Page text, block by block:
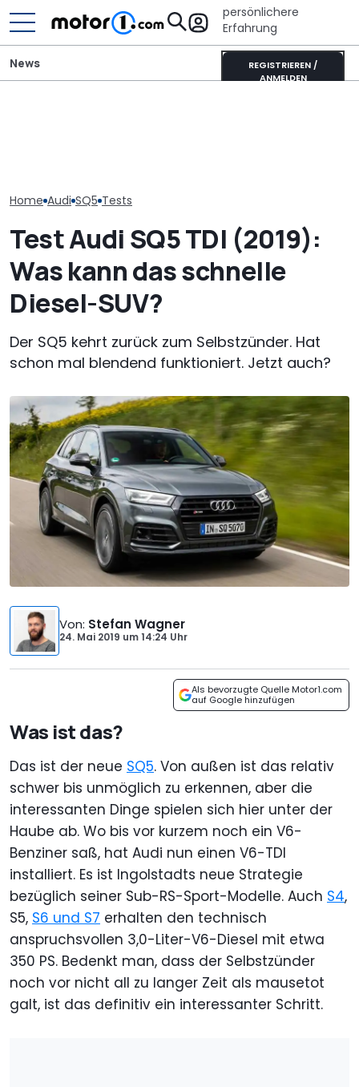
persönlichere
Erfahrung
REGISTRIEREN /
ANMELDEN
News
Home Audi SQ5 Tests
Test Audi SQ5 TDI (2019):
Was kann das schnelle
Diesel-SUV?
Der SQ5 kehrt zurück zum Selbstzünder. Hat
schon mal blendend funktioniert. Jetzt auch?
Von: Stefan Wagner
24. Mai 2019 um14:24 Uhr
Als bevorzugte Quelle Motor1.com
auf Google hinzufügen
Was ist das?
Das ist der neue SQ5. Von außen ist das relativ
schwer bis unmöglich zu erkennen, aber die
interessanten Dinge spielen sich hier unter der
Haube ab. Wo bis vor kurzem noch ein V6-
Benziner saß, hat Audi nun einen V6-TDI
installiert. Es ist Ingolstadts neue Strategie
bezüglich seiner Sub-RS-Sport-Modelle. Auch S4,
S5, S6 und S7 erhalten den technisch
anspruchsvollen 3,0-Liter-V6-Diesel mit etwa
350 PS. Bedenkt man, dass der Selbstzünder
noch vor nicht all zu langer Zeit als mausetot
galt, ist das definitiv ein interessanter Schritt.